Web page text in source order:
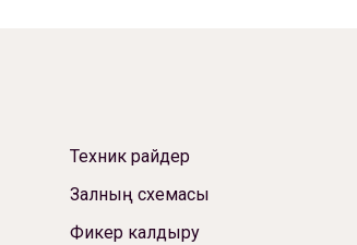
Техник райдер
Залның схемасы
Фикер калдыру